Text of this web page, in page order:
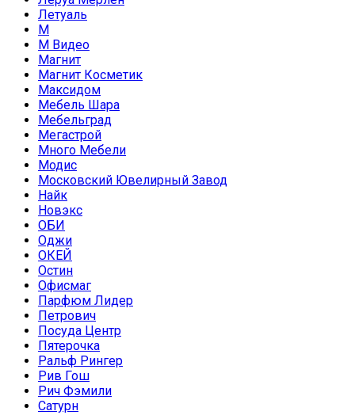
Летуаль
М
М Видео
Магнит
Магнит Косметик
Максидом
Мебель Шара
Мебельград
Мегастрой
Много Мебели
Модис
Московский Ювелирный Завод
Найк
Новэкс
ОБИ
Оджи
ОКЕЙ
Остин
Офисмаг
Парфюм Лидер
Петрович
Посуда Центр
Пятерочка
Ральф Рингер
Рив Гош
Рич Фэмили
Сатурн